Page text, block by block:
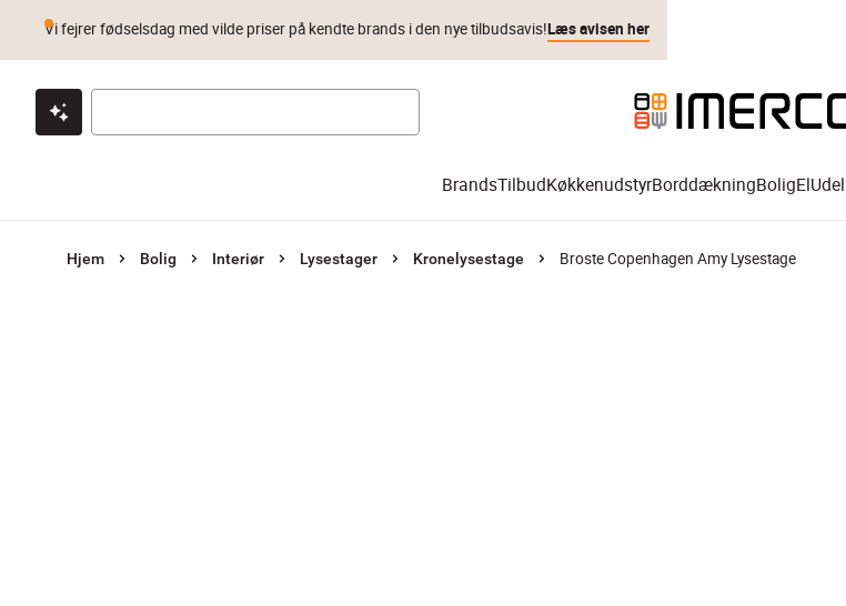
Klik & hent Byt i 1 år Prismatch
Vi fejrer fødselsdag med vilde priser på kendte brands i den nye tilbudsavis!Læs avisen her
BrandsTilbudKøkkenudstyrBorddækningBoligEl
Hjem Bolig Interiør Lysestager Kronelysestage Broste Copenhagen Amy Lysestage